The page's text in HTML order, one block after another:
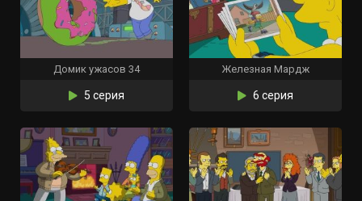
Домик ужасов 34
5 серия
Железная Мардж
6 серия